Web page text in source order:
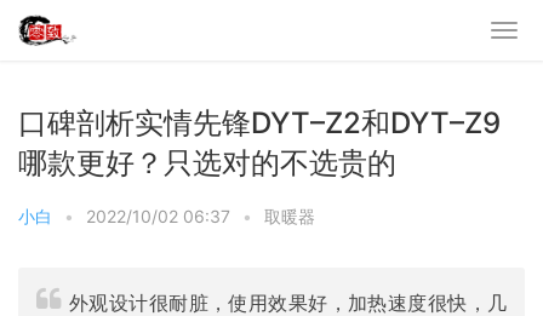
口碑剖析实情先锋DYT–Z2和DYT–Z9
哪款更好？只选对的不选贵的
小白 • 2022/10/02 06:37 • 取暖器
外观设计很耐脏，使用效果好，加热速度很快，几